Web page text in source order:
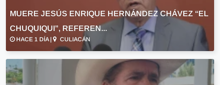
MUERE JESÚS ENRIQUE HERNÁNDEZ CHÁVEZ “EL
CHUQUIQUI”, REFEREN...
HACE 1 DÍA | CULIACÁN